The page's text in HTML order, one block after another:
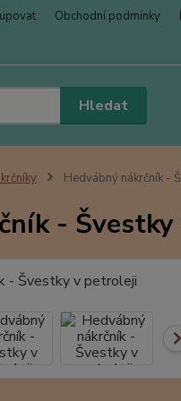
Obchodní podmínky
Hledat
Hedvábný nákrčník -
-